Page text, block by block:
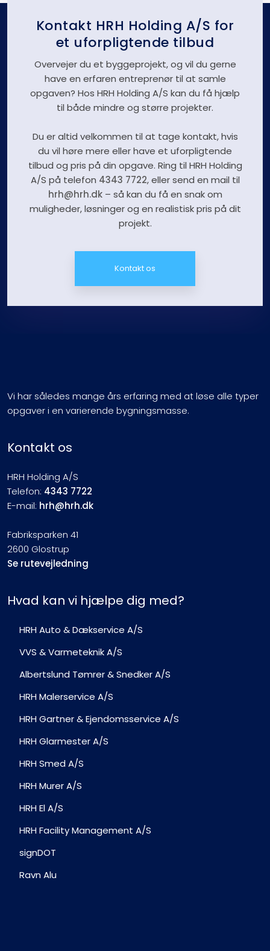
Kontakt HRH Holding A/S for
et uforpligtende tilbud
Overvejer du et byggeprojekt, og vil du gerne
have en erfaren entreprenør til at samle
opgaven? Hos HRH Holding A/S kan du få hjælp
til både mindre og større projekter.
Du er altid velkommen til at tage kontakt, hvis
du vil høre mere eller have et uforpligtende
tilbud og pris på din opgave. Ring til HRH Holding
A/S på telefon 4343 7722, eller send en mail til
hrh@hrh.dk– så kan du få en snak om
muligheder, løsninger og en realistisk pris på dit
projekt.
Kontakt os
Vi har således mange års erfaring med at løse alle typer
opgaver i en varierende bygningsmasse.
Kontakt os
HRH Holding A/S
Telefon: 4343 7722
E-mail: hrh@hrh.dk
Fabriksparken 41
2600 Glostrup
Se rutevejledning
Hvad kan vi hjælpe dig med?
HRH Auto & Dækservice A/S
VVS & Varmeteknik A/S
Albertslund Tømrer & Snedker A/S
HRH Malerservice A/S
HRH Gartner & Ejendomsservice A/S
HRH Glarmester A/S
HRH Smed A/S
HRH Murer A/S
HRH El A/S
HRH Facility Management A/S
signDOT
Ravn Alu